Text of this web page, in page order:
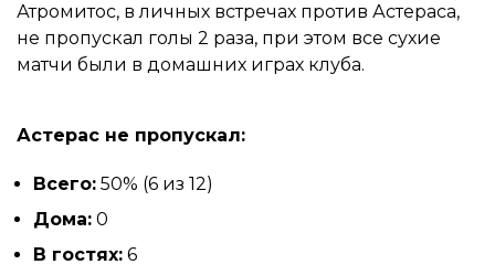
Атромитос, в личных встречах против Астераса,
не пропускал голы 2 раза, при этом все сухие
матчи были в домашних играх клуба.
Астерас не пропускал:
Всего: 50% (6 из 12)
Дома: 0
В гостях: 6